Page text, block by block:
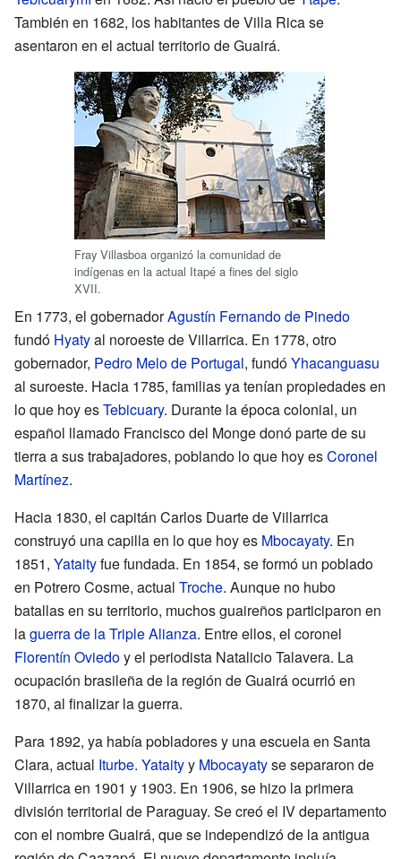
También en 1682, los habitantes de Villa Rica se
asentaron en el actual territorio de Guairá.
Fray Villasboa organizó la comunidad de
indígenas en la actual Itapé a fines del siglo
XVII.
En 1773, el gobernadorAgustín Fernando de Pinedo
fundó Hyatyal noroeste de Villarrica. En 1778, otro
gobernador, Pedro Melo de Portugal, fundóYhacanguasu
al suroeste. Hacia 1785, familias ya tenían propiedades en
lo que hoy esTebicuary. Durante la época colonial, un
español llamado Francisco del Monge donó parte de su
tierra a sus trabajadores, poblando lo que hoy esCoronel
Martínez.
Hacia 1830, el capitán Carlos Duarte de Villarrica
construyó una capilla en lo que hoy es Mbocayaty. En
1851, Yataityfue fundada. En 1854, se formó un poblado
en Potrero Cosme, actual Troche. Aunque no hubo
batallas en su territorio, muchos guaireños participaron en
laguerra de la Triple Alianza. Entre ellos, el coronel
Florentín Oviedoy el periodista Natalicio Talavera. La
ocupación brasileña de la región de Guairá ocurrió en
1870, al finalizar la guerra.
Para 1892, ya había pobladores y una escuela en Santa
Clara, actual Iturbe. Yataityy Mbocayatyse separaron de
Villarrica en 1901 y 1903. En 1906, se hizo la primera
división territorial de Paraguay. Se creó el IV departamento
con el nombre Guairá, que se independizó de la antigua